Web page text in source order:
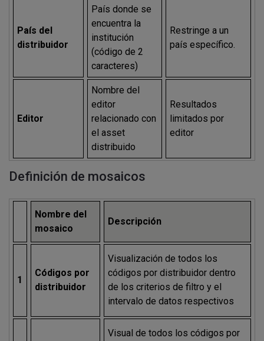
País del
distribuidor
País donde se
encuentra la
institución
(código de 2
caracteres)
Restringe a un
país específico.
Editor
Nombre del
editor
relacionado con
el asset
distribuido
Resultados
limitados por
editor
Definición de mosaicos
Nombre del
mosaico
Descripción
1
Códigos por
distribuidor
Visualización de todos los
códigos por distribuidor dentro
de los criterios de filtro y el
intervalo de datos respectivos
Visual de todos los códigos por